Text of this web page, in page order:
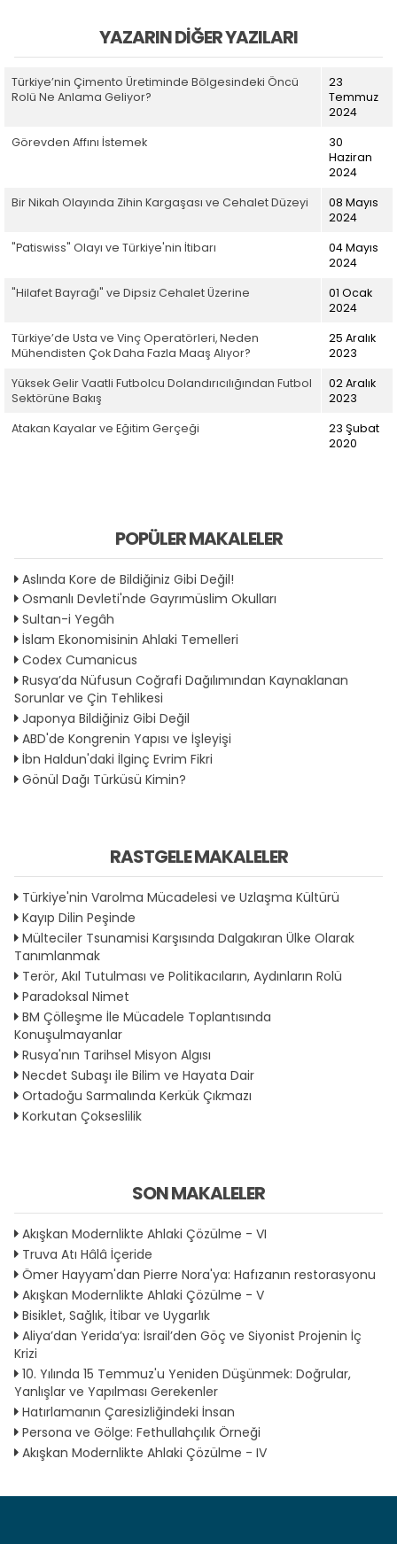
YAZARIN DIĞER YAZILARI
Türkiye’nin Çimento Üretiminde Bölgesindeki Öncü
Rolü Ne Anlama Geliyor?
23
Temmuz
2024
Görevden Affını İstemek
30
Haziran
2024
Bir Nikah Olayında Zihin Kargaşası ve Cehalet Düzeyi
08 Mayıs
2024
"Patiswiss" Olayı ve Türkiye'nin İtibarı
04 Mayıs
2024
"Hilafet Bayrağı" ve Dipsiz Cehalet Üzerine
01 Ocak
2024
Türkiye’de Usta ve Vinç Operatörleri, Neden
Mühendisten Çok Daha Fazla Maaş Alıyor?
25 Aralık
2023
Yüksek Gelir Vaatli Futbolcu Dolandırıcılığından Futbol
Sektörüne Bakış
02 Aralık
2023
Atakan Kayalar ve Eğitim Gerçeği
23 Şubat
2020
POPÜLER MAKALELER
Aslında Kore de Bildiğiniz Gibi Değil!
Osmanlı Devleti'nde Gayrımüslim Okulları
Sultan-i Yegâh
İslam Ekonomisinin Ahlaki Temelleri
Codex Cumanicus
Rusya’da Nüfusun Coğrafi Dağılımından Kaynaklanan
Sorunlar ve Çin Tehlikesi
Japonya Bildiğiniz Gibi Değil
ABD'de Kongrenin Yapısı ve İşleyişi
İbn Haldun'daki İlginç Evrim Fikri
Gönül Dağı Türküsü Kimin?
RASTGELE MAKALELER
Türkiye'nin Varolma Mücadelesi ve Uzlaşma Kültürü
Kayıp Dilin Peşinde
Mülteciler Tsunamisi Karşısında Dalgakıran Ülke Olarak
Tanımlanmak
Terör, Akıl Tutulması ve Politikacıların, Aydınların Rolü
Paradoksal Nimet
BM Çölleşme İle Mücadele Toplantısında
Konuşulmayanlar
Rusya'nın Tarihsel Misyon Algısı
Necdet Subaşı ile Bilim ve Hayata Dair
Ortadoğu Sarmalında Kerkük Çıkmazı
Korkutan Çokseslilik
SON MAKALELER
Akışkan Modernlikte Ahlaki Çözülme - VI
Truva Atı Hâlâ İçeride
Ömer Hayyam'dan Pierre Nora'ya: Hafızanın restorasyonu
Akışkan Modernlikte Ahlaki Çözülme - V
Bisiklet, Sağlık, İtibar ve Uygarlık
Aliya’dan Yerida’ya: İsrail’den Göç ve Siyonist Projenin İç
Krizi
10. Yılında 15 Temmuz'u Yeniden Düşünmek: Doğrular,
Yanlışlar ve Yapılması Gerekenler
Hatırlamanın Çaresizliğindeki İnsan
Persona ve Gölge: Fethullahçılık Örneği
Akışkan Modernlikte Ahlaki Çözülme - IV